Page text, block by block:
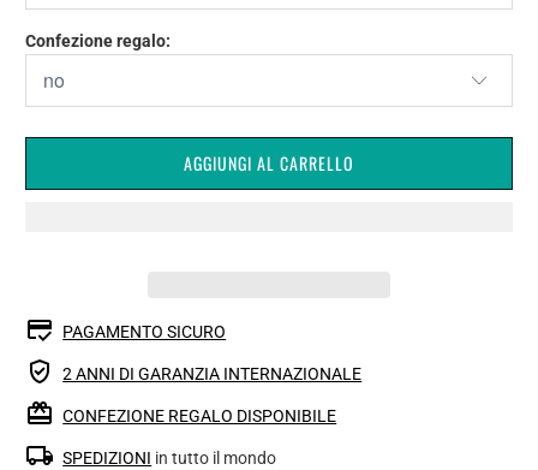
Confezione regalo:
AGGIUNGI AL CARRELLO
PAGAMENTO SICURO
2 ANNI DI GARANZIA INTERNAZIONALE
CONFEZIONE REGALO DISPONIBILE
SPEDIZIONI in tutto il mondo